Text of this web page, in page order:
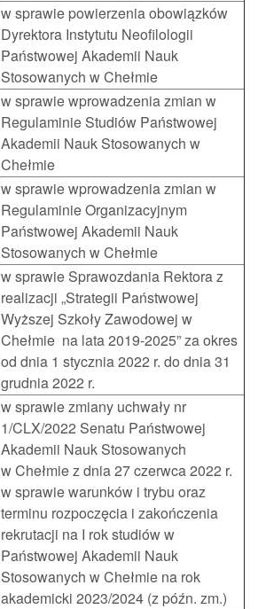
w sprawie powierzenia obowiązków
Dyrektora Instytutu Neofilologii
Państwowej Akademii Nauk
Stosowanych w Chełmie
w sprawie wprowadzenia zmian w
Regulaminie Studiów Państwowej
Akademii Nauk Stosowanych w
Chełmie
w sprawie wprowadzenia zmian w
Regulaminie Organizacyjnym
Państwowej Akademii Nauk
Stosowanych w Chełmie
w sprawie Sprawozdania Rektora z
realizacji „Strategii Państwowej
Wyższej Szkoły Zawodowej w
Chełmie na lata 2019-2025” za okres
od dnia 1 stycznia 2022 r. do dnia 31
grudnia 2022 r.
w sprawie zmiany uchwały nr
1/CLX/2022 Senatu Państwowej
Akademii Nauk Stosowanych
w Chełmie z dnia 27 czerwca 2022 r.
w sprawie warunków i trybu oraz
terminu rozpoczęcia i zakończenia
rekrutacji na I rok studiów w
Państwowej Akademii Nauk
Stosowanych w Chełmie na rok
akademicki 2023/2024 (z późn. zm.)